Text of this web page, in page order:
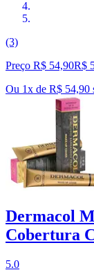
(3)
Preço R$ 54,90R$
Ou 1x de R$ 54,90
Dermacol
Cobertura
5.0